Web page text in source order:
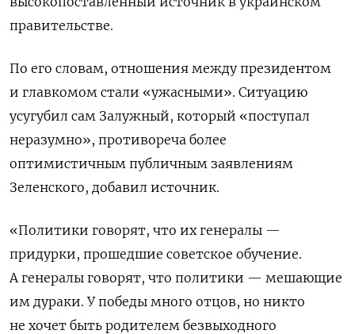
правительстве.
По его словам, отношения между президентом
и главкомом стали «ужасными». Ситуацию
усугубил сам Залужный, который «поступал
неразумно», противореча более
оптимистичным публичным заявлениям
Зеленского, добавил источник.
«Политики говорят, что их генералы —
придурки, прошедшие советское обучение.
А генералы говорят, что политики — мешающие
им дураки. У победы много отцов, но никто
не хочет быть родителем безвыходного